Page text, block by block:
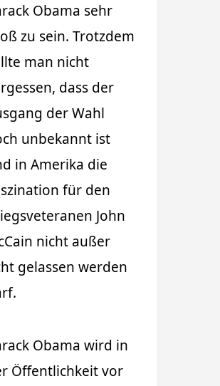
Obama sehr
zu sein. Trotzdem
man nicht
dass der
der Wahl
unbekannt ist
in Amerika die
für den
John
nicht außer
gelassen werden
Obama wird in
Öffentlichkeit vor